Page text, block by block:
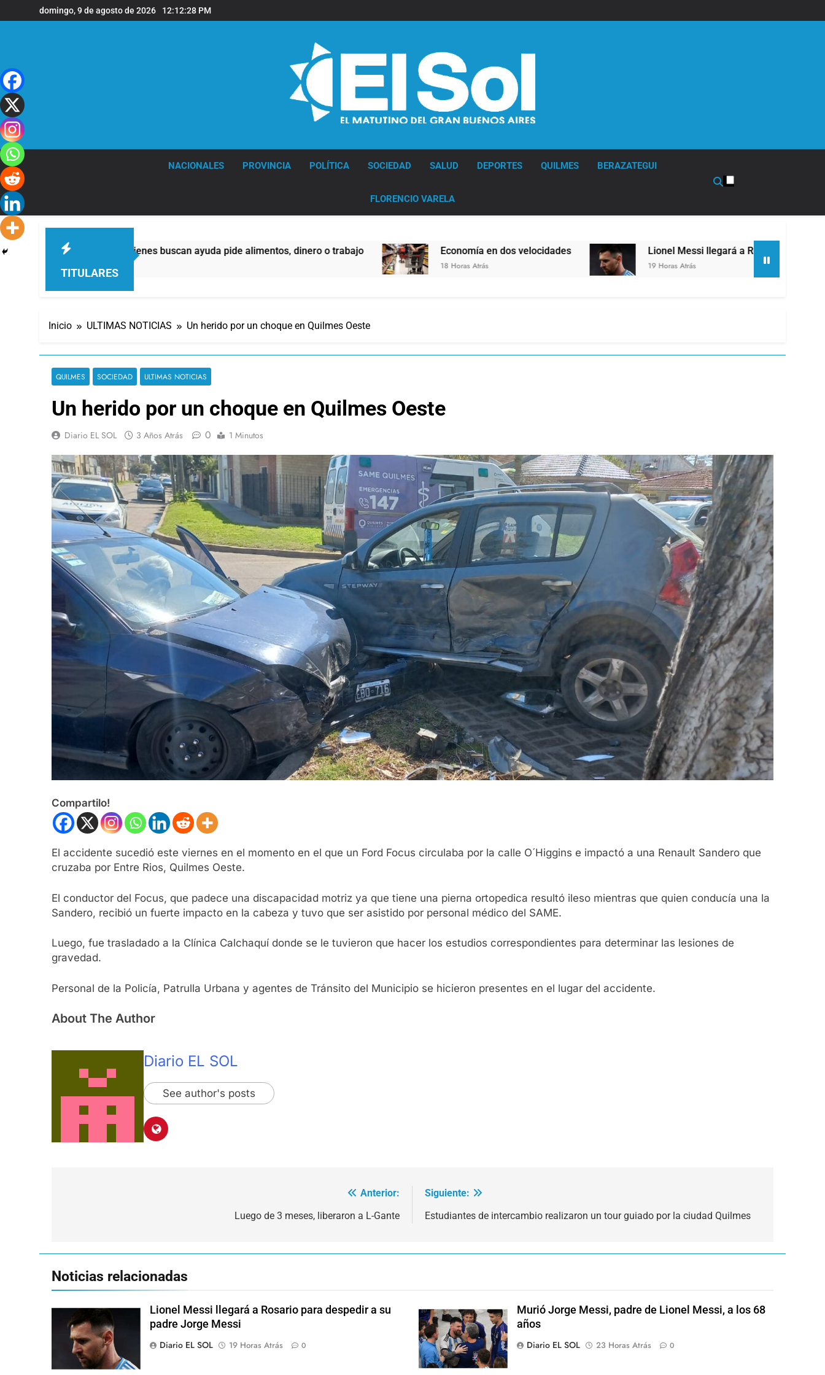
al
domingo, 9 de agosto de 2026 12:12:29 PM
NACIONALES PROVINCIA POLÍTICA SOCIEDAD SALUD DEPORTES QUILMES BERAZATEGUI
FLORENCIO VARELA
TITULARES
mitad de quienes buscan ayuda pide alimentos, dinero o trabajo Economía en dos velocidades
18 Horas Atrás
Lionel Messi llegará a Rosario para despedir a su
19 Horas Atrás
Inicio ULTIMAS NOTICIAS Un herido por un choque en Quilmes Oeste
QUILMES SOCIEDAD ULTIMAS NOTICIAS
Un herido por un choque en Quilmes Oeste
Diario EL SOL 3 Años Atrás 0 1 Minutos
Compartilo!
El accidente sucedió este viernes en el momento en el que un Ford Focus circulaba por la calle O´Higgins e impactó a una Renault Sandero que
cruzaba por Entre Rios, Quilmes Oeste.
El conductor del Focus, que padece una discapacidad motriz ya que tiene una pierna ortopedica resultó ileso mientras que quien conducía una la
Sandero, recibió un fuerte impacto en la cabeza y tuvo que ser asistido por personal médico del SAME.
Luego, fue trasladado a la Clínica Calchaquí donde se le tuvieron que hacer los estudios correspondientes para determinar las lesiones de
gravedad.
Personal de la Policía, Patrulla Urbana y agentes de Tránsito del Municipio se hicieron presentes en el lugar del accidente.
About The Author
Diario EL SOL
See author's posts
Anterior:
Luego de 3 meses, liberaron a L-Gante
Siguiente:
Estudiantes de intercambio realizaron un tour guiado por la ciudad Quilmes
Noticias relacionadas
Lionel Messi llegará a Rosario para despedir a su
padre Jorge Messi
Diario EL SOL
19 Horas Atrás 0
Murió Jorge Messi, padre de Lionel Messi, a los 68
años
Diario EL SOL
23 Horas Atrás 0